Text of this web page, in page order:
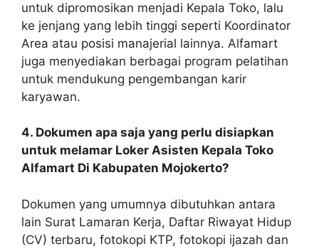
untuk dipromosikan menjadi Kepala Toko, lalu
ke jenjang yang lebih tinggi seperti Koordinator
Area atau posisi manajerial lainnya. Alfamart
juga menyediakan berbagai program pelatihan
untuk mendukung pengembangan karir
karyawan.
4. Dokumen apa saja yang perlu disiapkan
untuk melamar Loker Asisten Kepala Toko
Alfamart Di Kabupaten Mojokerto?
Dokumen yang umumnya dibutuhkan antara
lain Surat Lamaran Kerja, Daftar Riwayat Hidup
(CV) terbaru, fotokopi KTP, fotokopi ijazah dan